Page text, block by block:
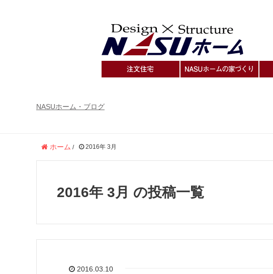
NASUホーム・ブログ
ホーム / 2016年 3月
2016年 3月 の投稿一覧
2016.03.10